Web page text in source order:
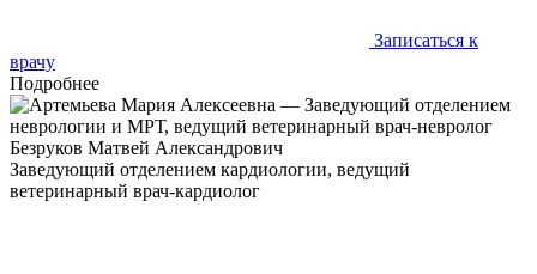
Записаться к
врачу
Подробнее
Безруков Матвей Александрович
Заведующий отделением кардиологии, ведущий
ветеринарный врач-кардиолог